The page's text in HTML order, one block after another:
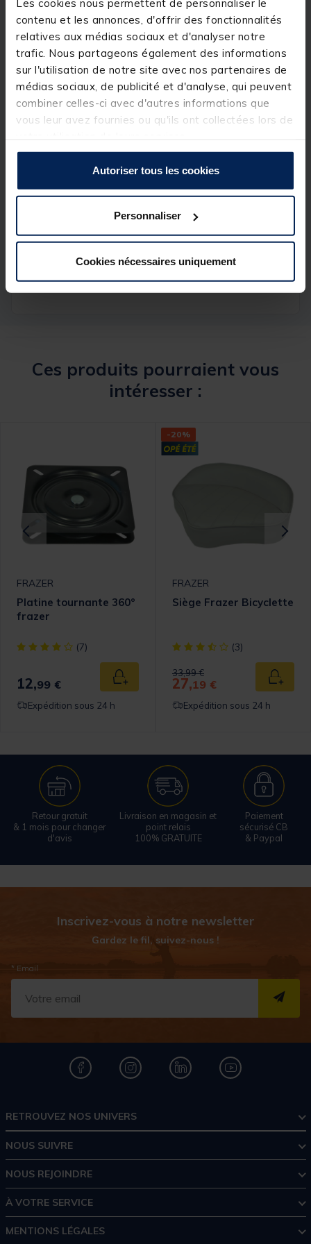
Les cookies nous permettent de personnaliser le
contenu et les annonces, d'offrir des fonctionnalités
relatives aux médias sociaux et d'analyser notre
trafic. Nous partageons également des informations
sur l'utilisation de notre site avec nos partenaires de
médias sociaux, de publicité et d'analyse, qui peuvent
combiner celles-ci avec d'autres informations que
vous leur avez fournies ou qu'ils ont collectées lors de
Autoriser tous les cookies
Personnaliser
Cookies nécessaires uniquement
anti UV. Très confortable, ce siège a une très longue
durée de vie même en conditions extrêmes.
Détails
Caractéristiques duSiège Bateau:
Hauteur : 53 cm.
Profondeur 35 cm.
Spécifications
Marque
FRAZER
Ces produits pourraient vous
intéresser :
Rating
panier
FRAZER
Platine tournante 360°
frazer
[object Object] out of 5 Customer Rating
(7)
12,99 € Ajouter au panier
Expédition sous 24 h
-20%
FRAZER
Siège Frazer Bicyclette
[object Object] out of 5
(3)
Price reduced from
33,99 €to
27,19 €
Expédition sous 24 h
Retour gratuit
& 1 mois pour changer
d'avis
Livraison en magasin et
point relais
100% GRATUITE
Paiement
sécurisé CB
& Paypal
Inscrivez-vous à notre newsletter
Gardez le fil, suivez-nous !
* Email
RETROUVEZ NOS UNIVERS
NOUS SUIVRE
NOUS REJOINDRE
À VOTRE SERVICE
MENTIONS LÉGALES